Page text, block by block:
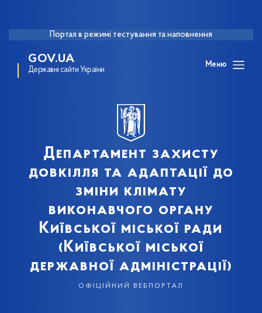
Портал в режимі тестування та наповнення
GOV.UA
Державні сайти України
Меню
Департамент захисту
довкілля та адаптації до
зміни клімату
виконавчого органу
Київської міської ради
(Київської міської
державної адміністрації)
офіційний вебпортал